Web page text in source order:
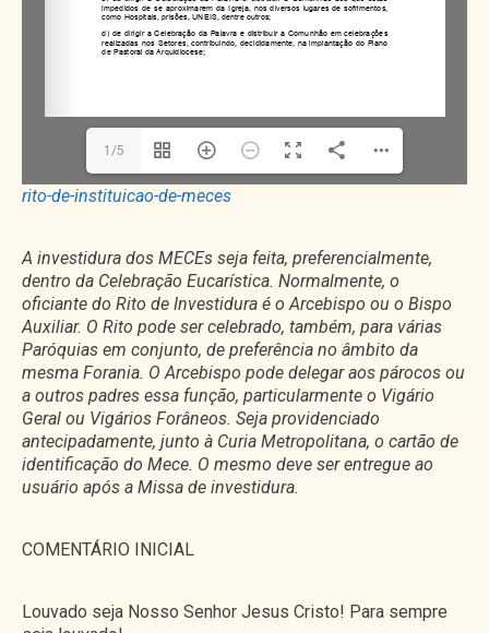
1/5
rito-de-instituicao-de-meces
A investidura dos MECEs seja feita, preferencialmente,
dentro da Celebração Eucarística. Normalmente, o
oficiante do Rito de Investidura é o Arcebispo ou o Bispo
Auxiliar. O Rito pode ser celebrado, também, para várias
Paróquias em conjunto, de preferência no âmbito da
mesma Forania. O Arcebispo pode delegar aos párocos ou
a outros padres essa função, particularmente o Vigário
Geral ou Vigários Forâneos. Seja providenciado
antecipadamente, junto à Curia Metropolitana, o cartão de
identificação do Mece. O mesmo deve ser entregue ao
usuário após a Missa de investidura.
COMENTÁRIO INICIAL
Louvado seja Nosso Senhor Jesus Cristo! Para sempre